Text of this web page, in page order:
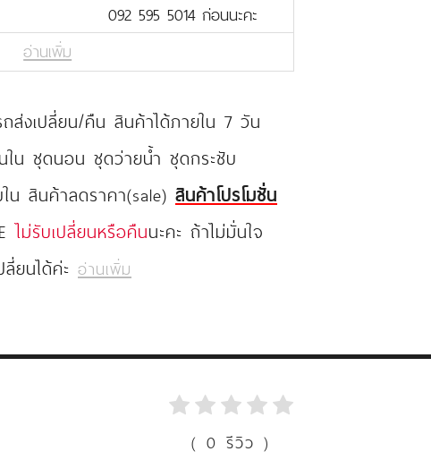
092 595 5014 ก่อนนะคะ
อ่านเพิ่ม
งเปลี่ยน/คืน สินค้าได้ภายใน 7 วัน
ใน ชุดนอน ชุดว่ายน้ำ ชุดกระชับ
น สินค้าลดราคา(sale) สินค้าโปรโมชั่น
ไม่รับเปลี่ยนหรือคืนนะคะ ถ้าไม่มั่นใจ
ยนได้ค่ะ อ่านเพิ่ม
( 0 รีวิว )